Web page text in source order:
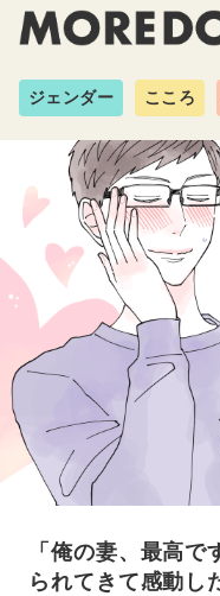
ジェンダー こころ
「俺の妻、最高
られてきて感動し